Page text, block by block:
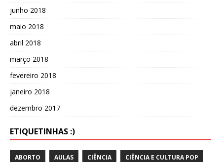
junho 2018
maio 2018
abril 2018
março 2018
fevereiro 2018
janeiro 2018
dezembro 2017
ETIQUETINHAS :)
ABORTO AULAS CIÊNCIA CIÊNCIA E CULTURA POP